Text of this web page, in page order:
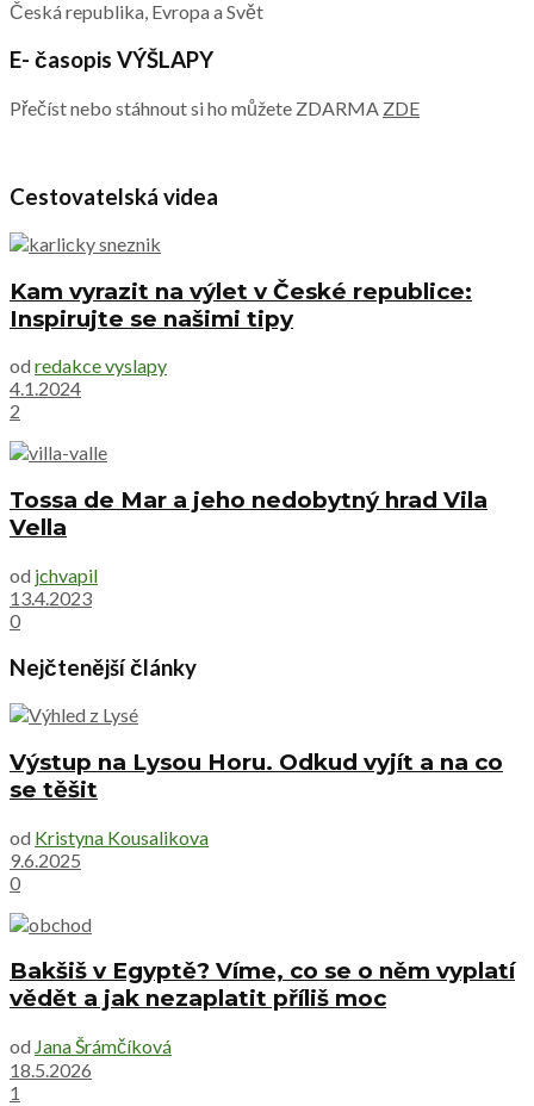
Česká republika, Evropa a Svět
E- časopis VÝŠLAPY
Přečíst nebo stáhnout si ho můžete ZDARMA ZDE
Cestovatelská videa
Kam vyrazit na výlet v České republice:
Inspirujte se našimi tipy
od redakce vyslapy
4.1.2024
2
Tossa de Mar a jeho nedobytný hrad Vila
Vella
od jchvapil
13.4.2023
0
Nejčtenější články
Výstup na Lysou Horu. Odkud vyjít a na co
se těšit
od Kristyna Kousalikova
9.6.2025
0
Bakšiš v Egyptě? Víme, co se o něm vyplatí
vědět a jak nezaplatit příliš moc
od Jana Šrámčíková
18.5.2026
1